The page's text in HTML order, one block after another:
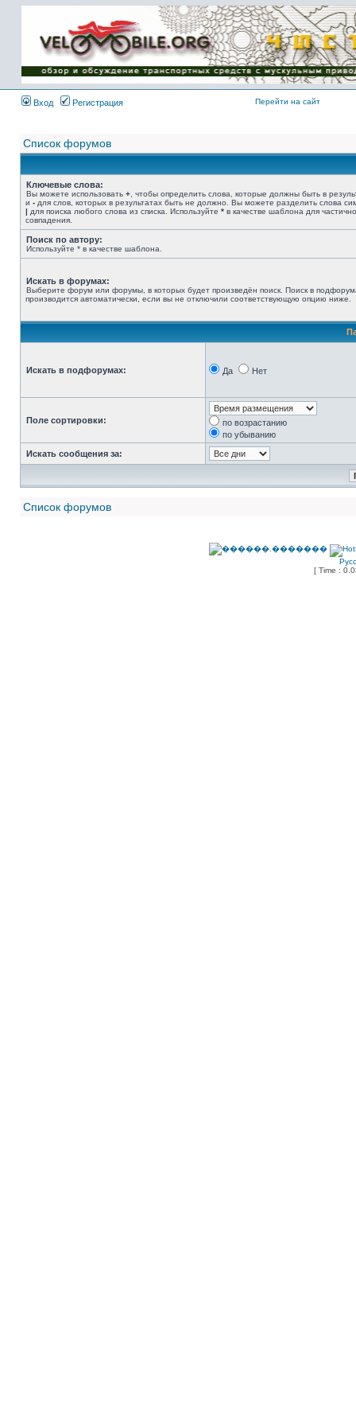
Имя пользователя:
Пароль:
{ LOG_ME_IN_SHORT
}
Вход
Регистрация Перейти на сайт
Список форумов
Ключевые слова:
Вы можете использовать + , чтобы определить слова, которые должны быть в
и - для слов, которых в результатах быть не должно. Вы можете разделить слова
| для поиска любого слова из списка. Используйте * в качестве шаблона для
совпадения.
Поиск по автору:
Используйте * в качестве шаблона.
Искать в форумах:
Выберите форум или форумы, в которых будет произведён поиск. Поиск в
производится автоматически, если вы не отключили соответствующую опцию ниже.
Искать в подфорумах: Да Нет
Поле сортировки:
по возрастанию
по убыванию
Искать сообщения за:
Список форумов
[ Time :